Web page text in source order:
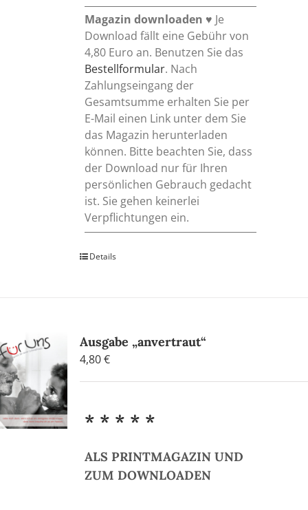
Magazin downloaden ♥ Je
Download fällt eine Gebühr von
4,80 Euro an. Benutzen Sie das
Bestellformular. Nach
Zahlungseingang der
Gesamtsumme erhalten Sie per
E-Mail einen Link unter dem Sie
das Magazin herunterladen
können. Bitte beachten Sie, dass
der Download nur für Ihren
persönlichen Gebrauch gedacht
ist. Sie gehen keinerlei
Verpflichtungen ein.
Details
Ausgabe „anvertraut“
4,80€
* * * * *
ALS PRINTMAGAZIN UND
ZUM DOWNLOADEN